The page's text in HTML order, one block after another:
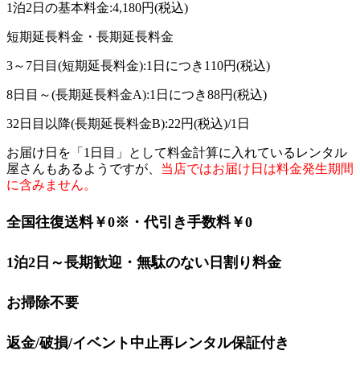
1泊2日の基本料金:4,180円(税込)
短期延長料金・長期延長料金
3～7日目(短期延長料金):1日につき 110円(税込)
8日目～(長期延長料金A):1日につき88円(税込)
32日目以降(長期延長料金B):22円(税込)/1日
お届け日を「1日目」として料金計算に入れているレンタル
屋さんもあるようですが、 当店ではお届け日は料金発生期間
に含みません。
全国往復送料￥0※ ・代引き手数料￥0
1泊2日～長期歓迎・無駄のない日割り料金
お掃除不要
返金/破損/イベント中止再レンタル保証付き